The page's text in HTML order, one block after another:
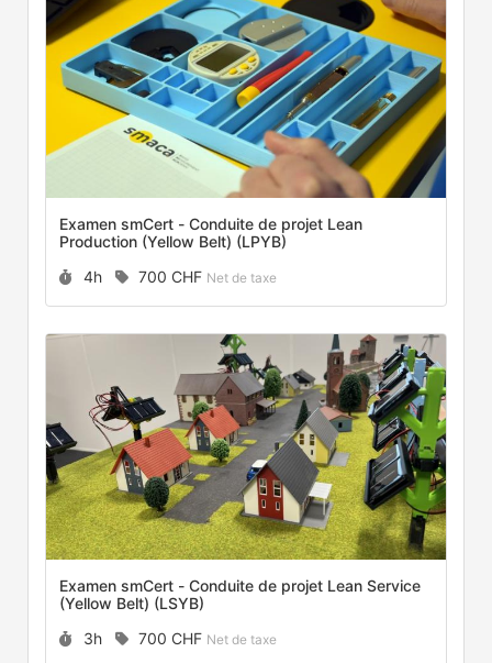
Examen smCert - Conduite de projet Lean
Production (Yellow Belt) (LPYB)
Durée :
4h Prix :
700 CHF Net de taxe
Examen smCert - Conduite de projet Lean Service
(Yellow Belt) (LSYB)
Durée :
3h Prix :
700 CHF Net de taxe